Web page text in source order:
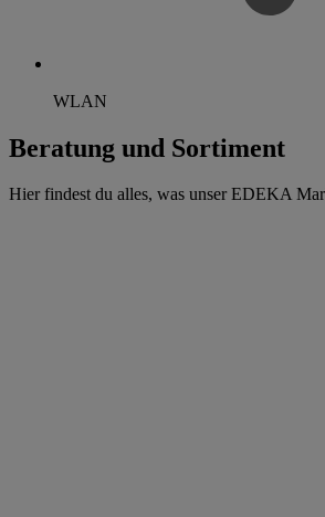
WLAN
Beratung und Sortiment
Hier findest du alles, was unser EDEKA